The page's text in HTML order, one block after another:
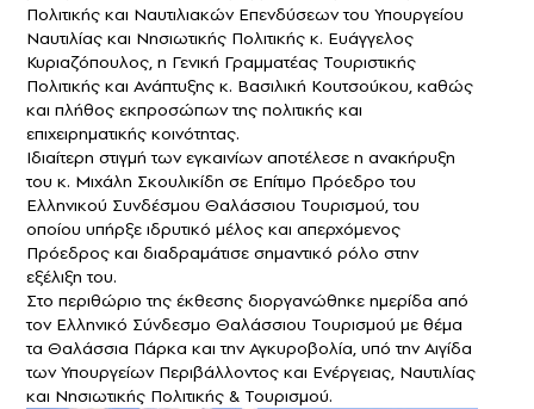
Πολιτικής και Ναυτιλιακών Επενδύσεων του Υπουργείου
Ναυτιλίας και Νησιωτικής Πολιτικής κ. Ευάγγελος
Κυριαζόπουλος, η Γενική Γραμματέας Τουριστικής
Πολιτικής και Ανάπτυξης κ. Βασιλική Κουτσούκου, καθώς
και πλήθος εκπροσώπων της πολιτικής και
επιχειρηματικής κοινότητας.
Ιδιαίτερη στιγμή των εγκαινίων αποτέλεσε η ανακήρυξη
του κ. Μιχάλη Σκουλικίδη σε Επίτιμο Πρόεδρο του
Ελληνικού Συνδέσμου Θαλάσσιου Τουρισμού, του
οποίου υπήρξε ιδρυτικό μέλος και απερχόμενος
Πρόεδρος και διαδραμάτισε σημαντικό ρόλο στην
εξέλιξη του.
Στο περιθώριο της έκθεσης διοργανώθηκε ημερίδα από
τον Ελληνικό Σύνδεσμο Θαλάσσιου Τουρισμού με θέμα
τα Θαλάσσια Πάρκα και την Αγκυροβολία, υπό την Αιγίδα
των Υπουργείων Περιβάλλοντος και Ενέργειας, Ναυτιλίας
και Νησιωτικής Πολιτικής & Τουρισμού.